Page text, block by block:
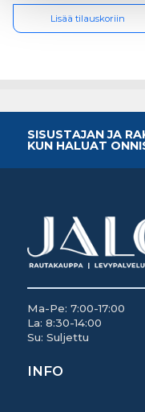
Lisää tilauskoriin
SISUSTAJAN JA
KUN HALUAT
Ma-Pe: 7:00-17:00
La: 8:30-14:00
Su: Suljettu
INFO